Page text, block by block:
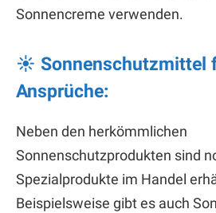
Sonnencreme verwenden.
☀ Sonnenschutzmittel
Ansprüche:
Neben den herkömmlichen
Sonnenschutzprodukten sind
Spezialprodukte im Handel
Beispielsweise gibt es auch